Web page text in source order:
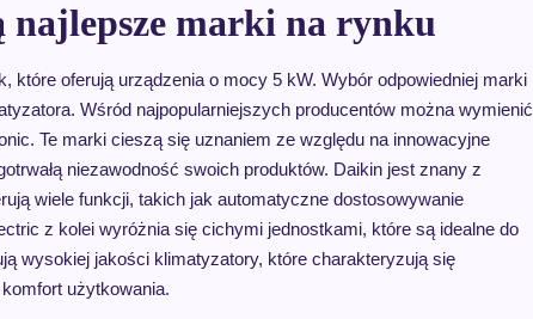
marki na rynku
które oferują urządzenia o mocy 5 kW. Wybór odpowiedniej marki
Wśród najpopularniejszych producentów można wymienić
Te marki cieszą się uznaniem ze względu na innowacyjne
niezawodność swoich produktów. Daikin jest znany z
wiele funkcji, takich jak automatyczne dostosowywanie
z kolei wyróżnia się cichymi jednostkami, które są idealne do
wysokiej jakości klimatyzatory, które charakteryzują się
użytkowania.